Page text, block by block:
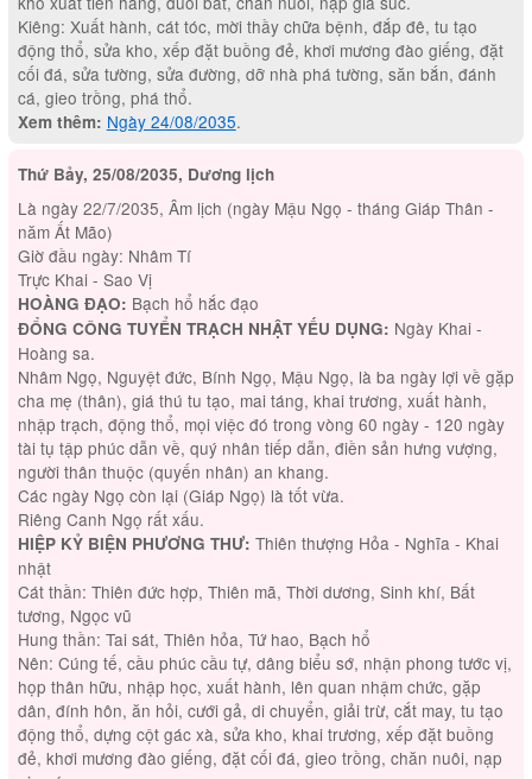
Kiêng: Xuất hành, cát tóc, mời thầy chữa bệnh, đắp đê, tu tạo
động thổ, sửa kho, xếp đặt buồng đẻ, khơi mương đào giếng, đặt
cối đá, sửa tường, sửa đường, dỡ nhà phá tường, săn bắn, đánh
cá, gieo trồng, phá thổ.
Xem thêm: Ngày 24/08/2035.
Thứ Bảy, 25/08/2035, Dương lịch
Là ngày 22/7/2035, Âm lịch (ngày Mậu Ngọ - tháng Giáp Thân -
năm Ất Mão)
Giờ đầu ngày: Nhâm Tí
Trực Khai - Sao Vị
HOÀNG ĐẠO: Bạch hổ hắc đạo
ĐỔNG CÔNG TUYỂN TRẠCH NHẬT YẾU DỤNG: Ngày Khai -
Hoàng sa.
Nhâm Ngọ, Nguyệt đức, Bính Ngọ, Mậu Ngọ, là ba ngày lợi về gặp
cha mẹ (thân), giá thú tu tạo, mai táng, khai trương, xuất hành,
nhập trạch, động thổ, mọi việc đó trong vòng 60 ngày - 120 ngày
tài tụ tập phúc dẫn về, quý nhân tiếp dẫn, điền sản hưng vượng,
người thân thuộc (quyến nhân) an khang.
Các ngày Ngọ còn lại (Giáp Ngọ) là tốt vừa.
Riêng Canh Ngọ rất xấu.
HIỆP KỶ BIỆN PHƯƠNG THƯ: Thiên thượng Hỏa - Nghĩa - Khai
nhật
Cát thần: Thiên đức hợp, Thiên mã, Thời dương, Sinh khí, Bất
tương, Ngọc vũ
Hung thần: Tai sát, Thiên hỏa, Tứ hao, Bạch hổ
Nên: Cúng tế, cầu phúc cầu tự, dâng biểu sớ, nhận phong tước vị,
họp thân hữu, nhập học, xuất hành, lên quan nhậm chức, gặp
dân, đính hôn, ăn hỏi, cưới gả, di chuyển, giải trừ, cắt may, tu tạo
động thổ, dựng cột gác xà, sửa kho, khai trương, xếp đặt buồng
đẻ, khơi mương đào giếng, đặt cối đá, gieo trồng, chăn nuôi, nạp